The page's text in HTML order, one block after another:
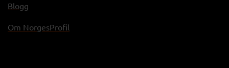
Blogg
Om NorgesProfil